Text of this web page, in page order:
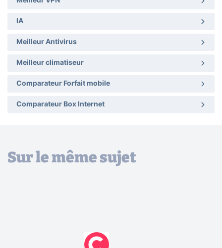
IA
Meilleur Antivirus
Meilleur climatiseur
Comparateur Forfait mobile
Comparateur Box Internet
Sur le même sujet